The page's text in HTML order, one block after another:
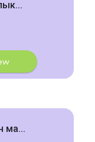
ма...